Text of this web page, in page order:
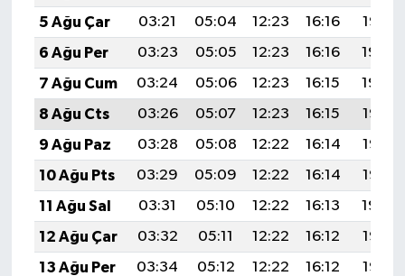
5 Ağu Çar
03:21 05:04 12:23 16:16
19:32
6 Ağu Per
03:23 05:05 12:23 16:16
19:30
7 Ağu Cum
03:24 05:06 12:23 16:15
19:29
8 Ağu Cts
03:26 05:07 12:23 16:15
19:28
9 Ağu Paz
03:28 05:08 12:22 16:14
19:27
10 Ağu Pts
03:29 05:09 12:22 16:14
19:25
11 Ağu Sal
03:31 05:10 12:22 16:13
19:24
12 Ağu Çar
03:32 05:11 12:22 16:12
19:23
13 Ağu Per
03:34 05:12 12:22 16:12
19:22